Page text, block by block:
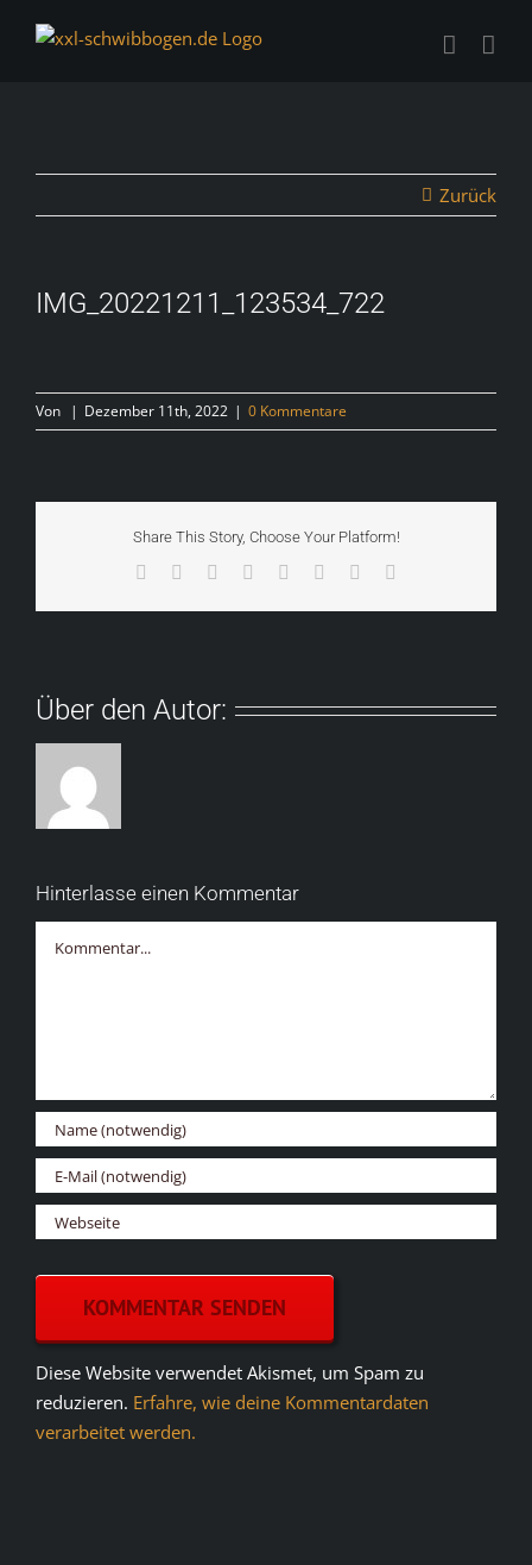
Inhalt
Zurück
IMG_20221211_123534_722
Von | Dezember 11th, 2022 | 0 Kommentare
Share This Story, Choose Your Platform!
Facebook Reddit LinkedIn
TumblrPinterest
Über den Autor:
Hinterlasse einen Kommentar
Diese Website verwendet Akismet, um Spam zu
reduzieren. Erfahre, wie deine Kommentardaten
verarbeitet werden.